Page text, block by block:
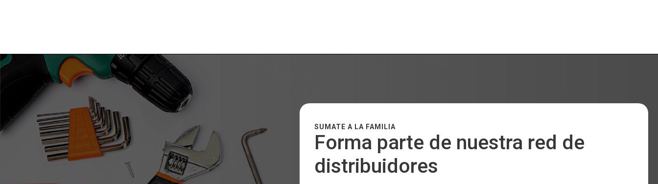
SUMATE A LA FAMILIA
Forma parte de nuestra red de
distribuidores